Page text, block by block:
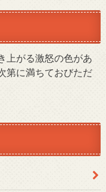
上がる激怒の色があ
第に満ちておびただ